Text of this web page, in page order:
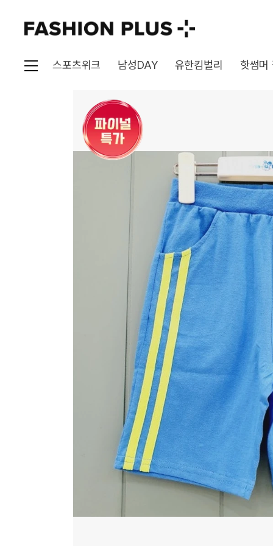
스포츠위크 남성DAY 유한킴벌리 핫썸머